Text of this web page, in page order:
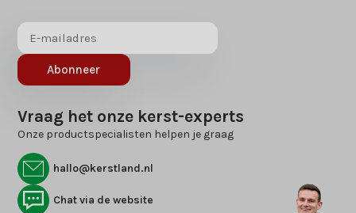
Abonneer
Vraag het onze kerst-experts
Onze productspecialisten helpen je graag
hallo@kerstland.nl
Chat via de website